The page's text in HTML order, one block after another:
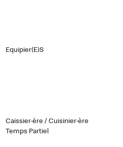
Equipier(e)s
Caissier·ère / Cuisinier·ère
Temps Partiel